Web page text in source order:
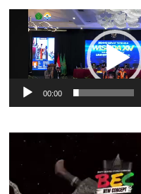
Pemutar
Video
00:00
Pemutar